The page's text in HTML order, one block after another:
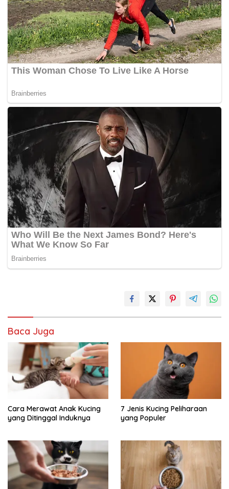
Baca Juga
Cara Merawat Anak Kucing
yang Ditinggal Induknya
7 Jenis Kucing Peliharaan
yang Populer